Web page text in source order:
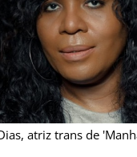
atriz trans de